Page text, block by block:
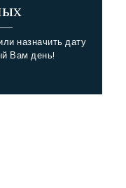
назначить дату
Вам день!